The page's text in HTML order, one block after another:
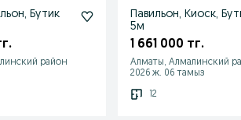
Бутик
район
Павильон, Киоск,
5м
1 661 000 тг.
Алматы, Алмалинский
2026 ж. 06 тамыз
12